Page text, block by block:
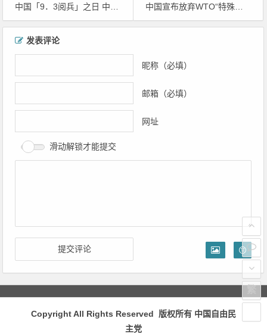
中国「9．3阅兵」之日 中国股市遭遇「空袭」
中国宣布放弃WTO“特殊待遇” 可为何还要坚持当“发展中国家”？
文章导航
发表评论
昵称（必填）
邮箱（必填）
网址
滑动解锁才能提交
Copyright All Rights Reserved 版权所有 中国自由民
主党